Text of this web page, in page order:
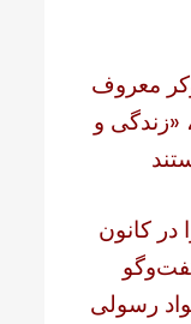
معروف
و
می ۲۰۲۵ ساعت ۱۷ / این فیلم را در کانون
رسولی